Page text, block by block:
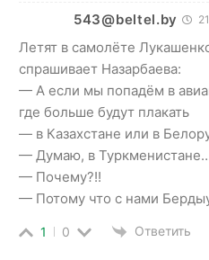
543@beltel.by
Летят в самолёте
спрашивает Назарбаева:
— А если мы попадём в
где больше будут плакать
— в Казахстане или в
— Думаю, в
— Почему?!!
— Потому что с нами
1 0 Ответить